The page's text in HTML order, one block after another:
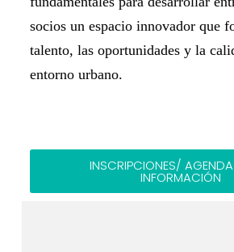
socios un espacio innovador que
talento, las oportunidades y la
entorno urbano.
INSCRIPCIONES/
INFORMACIÓN